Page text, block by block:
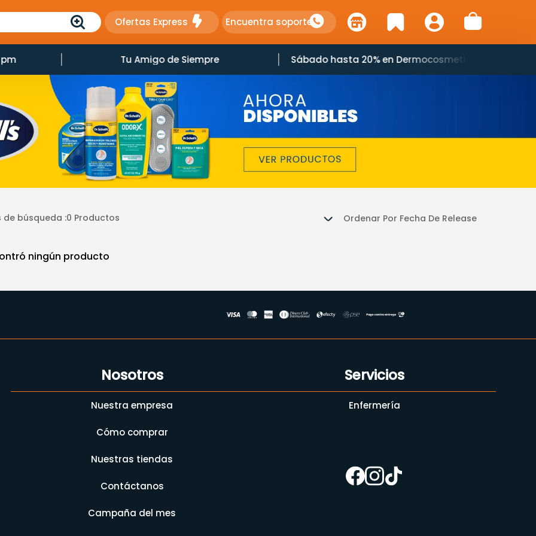
Ofertas Express Encuentra soporte
Tu Amigo de Siempre Sábado hasta 20% en Dermocosmetica*
de búsqueda :0 Productos Ordenar Por Fecha De Release
ningún producto
Nosotros
Nuestra empresa
Cómo comprar
Nuestras tiendas
Contáctanos
Campaña del mes
Servicios
Enfermería